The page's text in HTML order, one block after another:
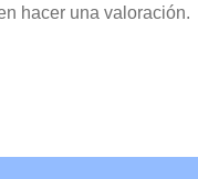
hacer una valoración.